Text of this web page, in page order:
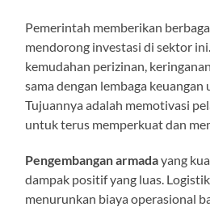
Pemerintah memberikan
mendorong investasi di sektor
kemudahan perizinan,
sama dengan lembaga
Tujuannya adalah memotivasi
untuk terus memperkuat dan
Pengembangan armadayang
dampak positif yang luas.
menurunkan biaya operasional